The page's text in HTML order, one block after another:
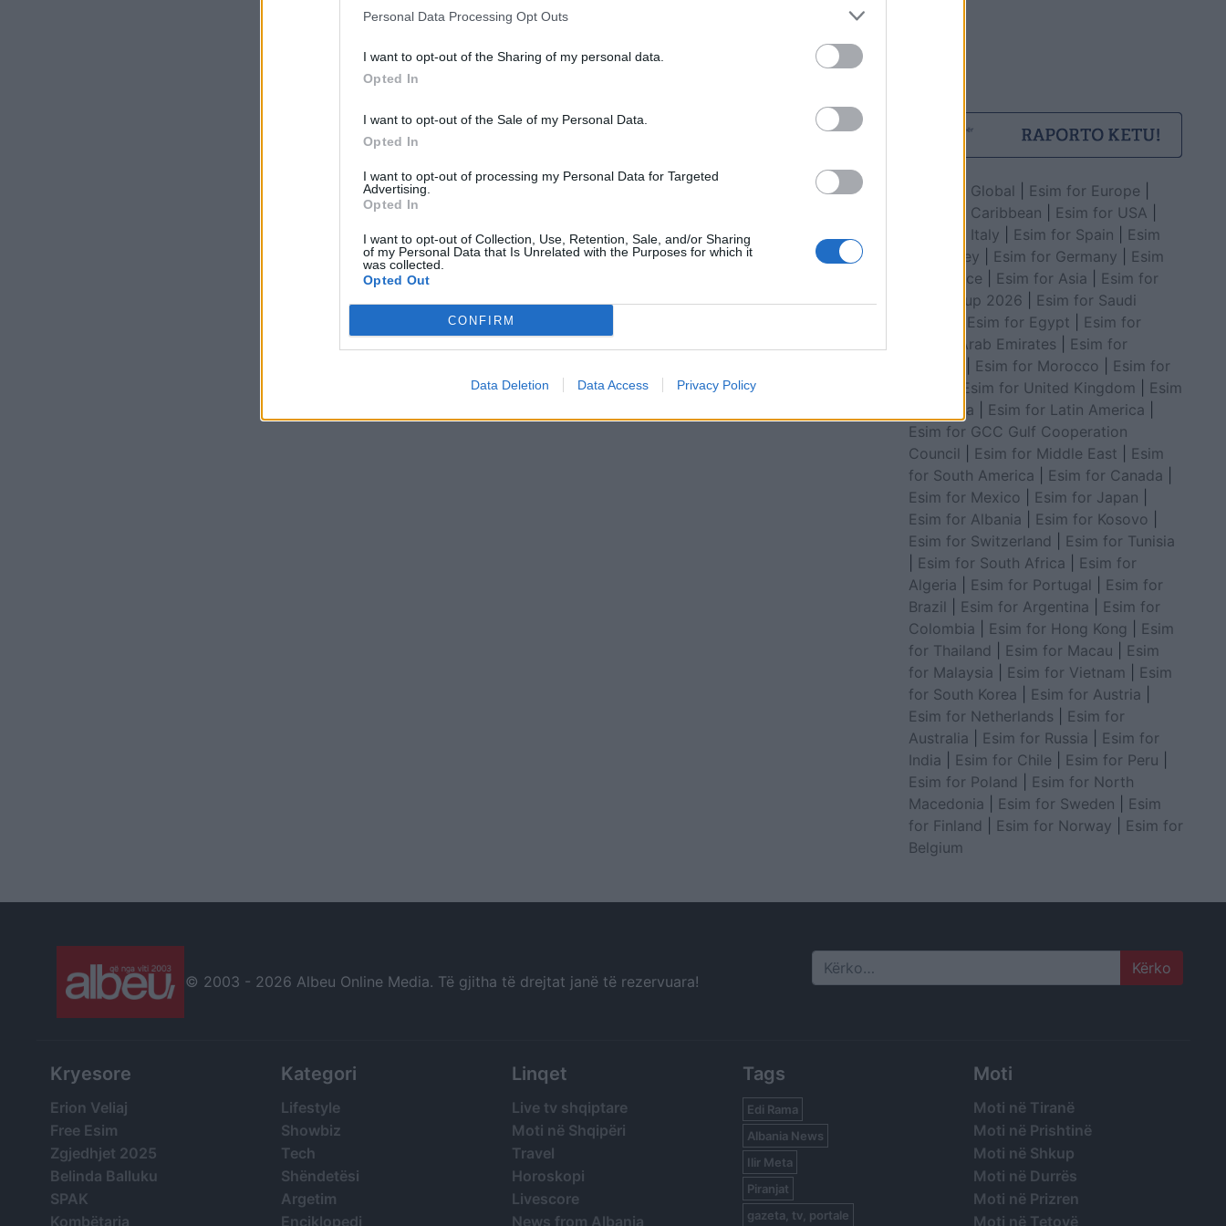
Personal Data Processing Opt Outs
I want to opt-out of the Sharing of my personal data.
Opted In
I want to opt-out of the Sale of my Personal Data.
Opted In
I want to opt-out of processing my Personal Data for Targeted
Advertising.
Opted In
I want to opt-out of Collection, Use, Retention, Sale, and/or Sharing
of my Personal Data that Is Unrelated with the Purposes for which it
was collected.
Opted Out
CONFIRM
Data Deletion Data Access Privacy Policy
Esim for Global Esim for Europe
Esim for Caribbean
Esim for USA
Esim for Italy
Esim for Spain
Esim
for Turkey
Esim for Germany
Esim
for Greece
Esim for Asia
Esim for
World Cup 2026
Esim for Saudi
Esim for Egypt
Esim for
United Arab Emirates
Esim for
Esim for Morocco
Esim for
Esim for United Kingdom
Esim
for Africa
Esim for Latin America
Esim for GCC Gulf Cooperation
Council
Esim for Middle East
Esim
for South America
Esim for Canada
Esim for Mexico
Esim for Japan
Esim for Albania
Esim for Kosovo
Esim for Switzerland
Esim for Tunisia
Esim for South Africa
Esim for
Algeria
Esim for Portugal
Esim for
Brazil
Esim for Argentina
Esim for
Colombia
Esim for Hong Kong
Esim
for Thailand
Esim for Macau
Esim
for Malaysia
Esim for Vietnam
Esim
for South Korea
Esim for Austria
Esim for Netherlands
Esim for
Australia
Esim for Russia
Esim for
India
Esim for Chile Esim for Peru
Esim for Poland
Esim for North
Macedonia
Esim for Sweden
Esim
for Finland
Esim for Norway
Esim for
Belgium
© 2003 - 2026 Albeu Online Media. Të gjitha të drejtat janë të rezervuara! Search
Kryesore
Erion Veliaj
Free Esim
Zgjedhjet 2025
Belinda Balluku
SPAK
Kombëtarja
Kategori
Lifestyle
Showbiz
Tech
Shëndetësi
Argetim
Enciklopedi
Linqet
Live tv shqiptare
Moti në Shqipëri
Travel
Horoskopi
Livescore
News from Albania
Tags
Edi Rama
Albania News
Ilir Meta
Piranjat
gazeta, tv, portale
Moti
Moti në Tiranë
Moti në Prishtinë
Moti në Shkup
Moti në Durrës
Moti në Prizren
Moti në Tetovë